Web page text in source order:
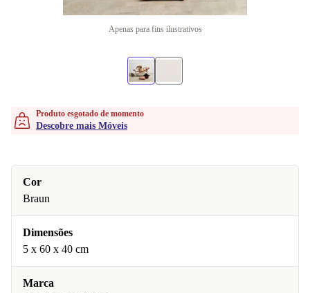
Apenas para fins ilustrativos
Produto esgotado de momento
Descobre mais Móveis
Cor
Braun
Dimensões
5 x 60 x 40 cm
Marca